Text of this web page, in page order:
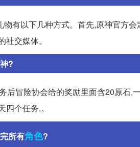
有以下几种方式。首先,原神官方
交媒体。
?
后冒险协会给的奖励里面含20原石,
个任务,。
所有角色?